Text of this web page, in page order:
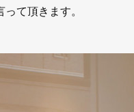
て頂きます。